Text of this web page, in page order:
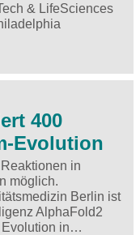
& LifeSciences
400
Evolution
in
möglich.
Berlin ist
AlphaFold2
Evolution in…